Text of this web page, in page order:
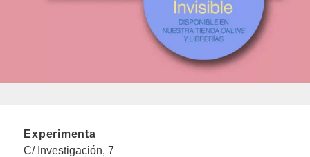
Experimenta
C/ Investigación, 7